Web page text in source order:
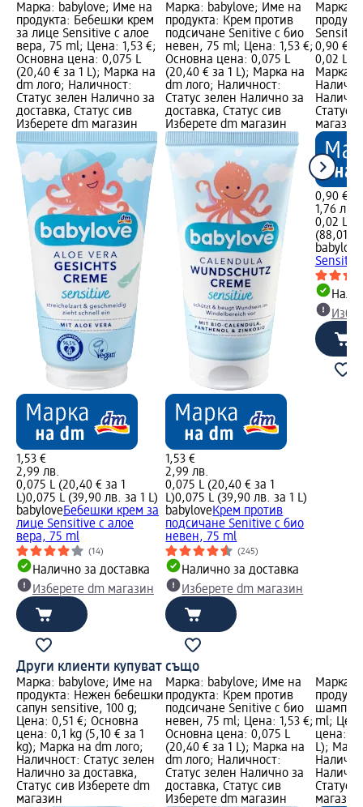
Марка: babylove; Име на
продукта: Бебешки крем
за лице Sensitive с алое
вера, 75 ml; Цена: 1,53 €;
Основна цена: 0,075 L
(20,40 € за 1 L); Марка на
dm лого; Наличност:
Статус зелен Налично за
доставка, Статус сив
Изберете dm магазин
1,53 €
2,99 лв.
0,075 L (20,40 € за 1
L)0,075 L (39,90 лв. за 1 L)
babyloveБебешки крем за
лице Sensitive с алое
вера, 75 ml
(14)
Налично за доставка
Изберете dm магазин
Марка: babylove; Име на
продукта: Крем против
подсичане Senitive с био
невен, 75 ml; Цена: 1,53 €;
Основна цена: 0,075 L
(20,40 € за 1 L); Марка на
dm лого; Наличност:
Статус зелен Налично за
доставка, Статус сив
Изберете dm магазин
1,53 €
2,99 лв.
0,075 L (20,40 € за 1
L)0,075 L (39,90 лв. за 1 L)
babyloveКрем против
подсичане Senitive с био
невен, 75 ml
(245)
Налично за доставка
Изберете dm магазин
Марка:
0,90 €;
0,02 L
Марка
Статус
магазин
0,90 €
1,76 лв.
0,02 L
(88,01
babylove
Други клиенти купуват също
Марка: babylove; Име на
продукта: Нежен бебешки
сапун sensitive, 100 g;
Цена: 0,51 €; Основна
цена: 0,1 kg (5,10 € за 1
kg); Марка на dm лого;
Наличност: Статус зелен
Налично за доставка,
Статус сив Изберете dm
магазин
Марка: babylove; Име на
продукта: Крем против
подсичане Senitive с био
невен, 75 ml; Цена: 1,53 €;
Основна цена: 0,075 L
(20,40 € за 1 L); Марка на
dm лого; Наличност:
Статус зелен Налично за
доставка, Статус сив
Изберете dm магазин
Марка:
ml;
цена:
L);
Статус
магазин